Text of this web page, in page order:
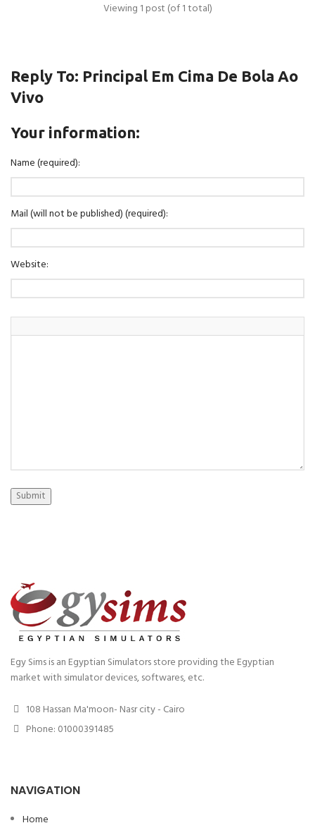
Viewing 1 post (of 1 total)
Reply To: Principal Em Cima De Bola Ao
Vivo
Your information:
Name (required):
Mail (will not be published) (required):
Website:
Submit
Egy Sims is an Egyptian Simulators store providing the Egyptian
market with simulator devices, softwares, etc.
108 Hassan Ma'moon- Nasr city - Cairo
Phone: 01000391485
NAVIGATION
Home